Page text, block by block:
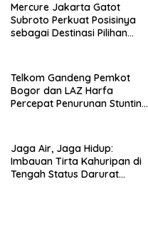
Mercure Jakarta Gatot
Subroto Perkuat Posisinya
sebagai Destinasi Pilihan
Jakarta Selatan
Telkom Gandeng Pemkot
Bogor dan LAZ Harfa
Percepat Penurunan Stunting
Jaga Air, Jaga Hidup:
Imbauan Tirta Kahuripan di
Tengah Status Darurat